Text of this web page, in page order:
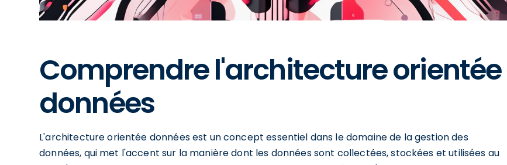
Comprendre l'architecture orientée
données
L'architecture orientée données est un concept essentiel dans le domaine de la gestion des
données, qui met l'accent sur la manière dont les données sont collectées, stockées et utilisées au